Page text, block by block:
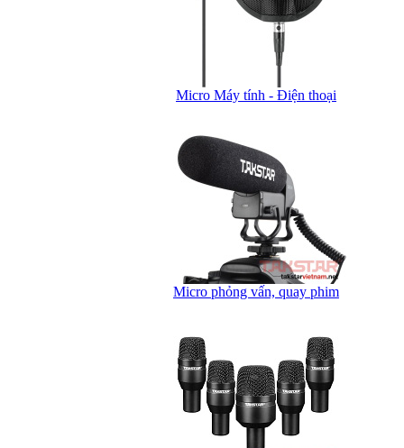
Micro Máy tính - Điện thoại
Micro phỏng vấn, quay phim